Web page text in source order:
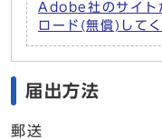
Adobe社のサイ
ロード(無償)してく
届出方法
郵送